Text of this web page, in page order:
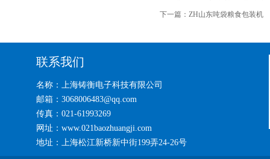
下一篇： ZH山东吨袋粮食包装机
联系我们
名称：上海铸衡电子科技有限公司
邮箱：3068006483@qq.com
传真：021-61993269
网址：www.021baozhuangji.com
地址：上海松江新桥新中街199弄24-26号